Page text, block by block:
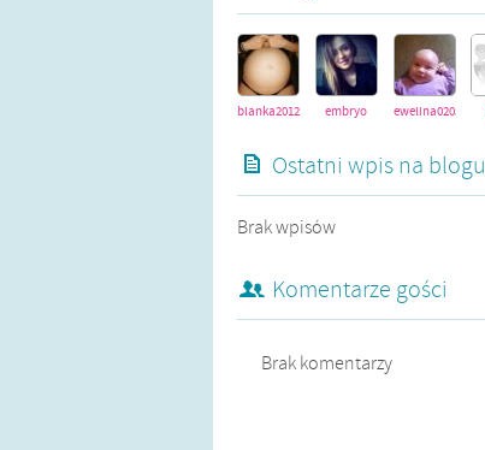
blanka2012 embryo ewelina0205
Ostatni wpis na blogu
Brak wpisów
Komentarze gości
Brak komentarzy